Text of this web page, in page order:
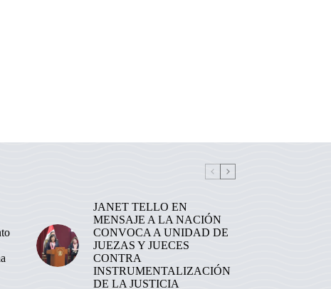
JANET TELLO EN
MENSAJE A LA NACIÓN
CONVOCA A UNIDAD DE
JUEZAS Y JUECES
CONTRA
INSTRUMENTALIZACIÓN
DE LA JUSTICIA